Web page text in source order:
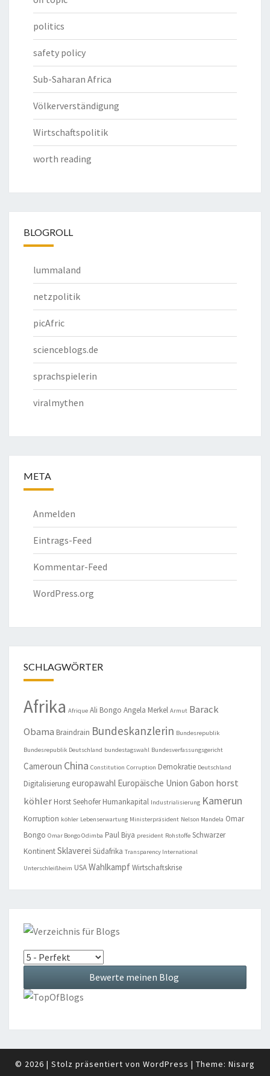
politics
safety policy
Sub-Saharan Africa
Völkerverständigung
Wirtschaftspolitik
worth reading
BLOGROLL
lummaland
netzpolitik
picAfric
scienceblogs.de
sprachspielerin
viralmythen
META
Anmelden
Eintrags-Feed
Kommentar-Feed
WordPress.org
SCHLAGWÖRTER
Afrika Afrique Ali Bongo Angela Merkel Armut Barack
Obama Braindrain Bundeskanzlerin Bundesrepublik
Bundesrepublik Deutschland bundestagswahl Bundesverfassungsgericht
Cameroun China Constitution Corruption Demokratie Deutschland
Digitalisierungeuropawahl Europäische Union Gabon horst
köhler Horst Seehofer Humankapital Industrialisierung Kamerun
Korruption köhler Lebenserwartung Ministerpräsident Nelson Mandela Omar
Bongo Omar Bongo Odimba Paul Biya president Rohstoffe Schwarzer
KontinentSklaverei Südafrika Transparency International
Unterschleißheim USAWahlkampfWirtschaftskrise
© 2026 | Stolz präsentiert von WordPress | Theme: Nisarg